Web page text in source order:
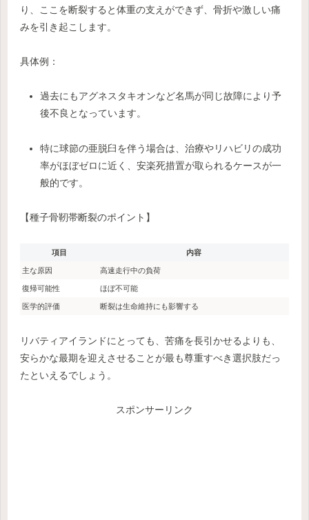
り、ここを断裂すると体重の支えができず、骨折や激しい痛
みを引き起こします。
具体例：
過去にもアグネスタキオンなど名馬が同じ故障により予
後不良となっています。
特に球節の亜脱臼を伴う場合は、治療やリハビリの成功
率がほぼゼロに近く、安楽死措置が取られるケースが一
般的です。
【種子骨靭帯断裂のポイント】
項目 内容
主な原因 高速走行中の負荷
復帰可能性 ほぼ不可能
医学的評価 断裂は生命維持にも影響する
リバティアイランドにとっても、苦痛を長引かせるよりも、
安らかな最期を迎えさせることが最も尊重すべき選択肢だっ
たといえるでしょう。
スポンサーリンク